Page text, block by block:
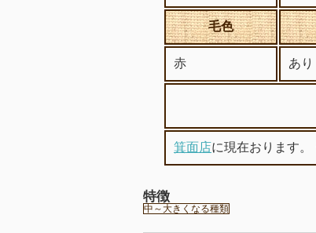
毛色
赤 あり
箕面店に現在おります。
特徴
中～大きくなる種類